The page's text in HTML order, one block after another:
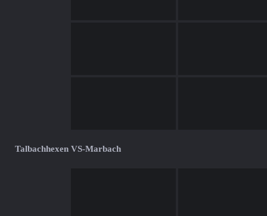
Talbachhexen VS-Marbach